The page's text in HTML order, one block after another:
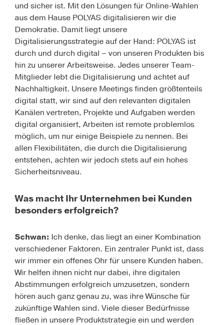
und sicher ist. Mit den Lösungen für Online-Wahlen
aus dem Hause POLYAS digitalisieren wir die
Demokratie. Damit liegt unsere
Digitalisierungsstrategie auf der Hand: POLYAS ist
durch und durch digital – von unseren Produkten bis
hin zu unserer Arbeitsweise. Jedes unserer Team-
Mitglieder lebt die Digitalisierung und achtet auf
Nachhaltigkeit. Unsere Meetings finden größtenteils
digital statt, wir sind auf den relevanten digitalen
Kanälen vertreten, Projekte und Aufgaben werden
digital organisiert, Arbeiten ist remote problemlos
möglich, um nur einige Beispiele zu nennen. Bei
allen Flexibilitäten, die durch die Digitalisierung
entstehen, achten wir jedoch stets auf ein hohes
Sicherheitsniveau.
Was macht Ihr Unternehmen bei Kunden
besonders erfolgreich?
Schwan: Ich denke, das liegt an einer Kombination
verschiedener Faktoren. Ein zentraler Punkt ist, dass
wir immer ein offenes Ohr für unsere Kunden haben.
Wir helfen ihnen nicht nur dabei, ihre digitalen
Abstimmungen erfolgreich umzusetzen, sondern
hören auch ganz genau zu, was ihre Wünsche für
zukünftige Wahlen sind. Viele dieser Bedürfnisse
fließen in unsere Produktstrategie ein und werden